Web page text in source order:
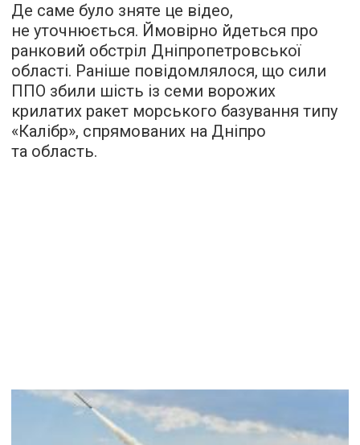
Де саме було зняте це відео,
не уточнюється. Ймовірно йдеться про
ранковий обстріл Дніпропетровської
області. Раніше повідомлялося, що сили
ППО збили шість із семи ворожих
крилатих ракет морського базування типу
«Калібр», спрямованих на Дніпро
та область.